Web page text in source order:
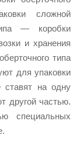
сложной
— коробки
и хранения
типа
для упаковки
ставят на одну
другой частью.
специальных